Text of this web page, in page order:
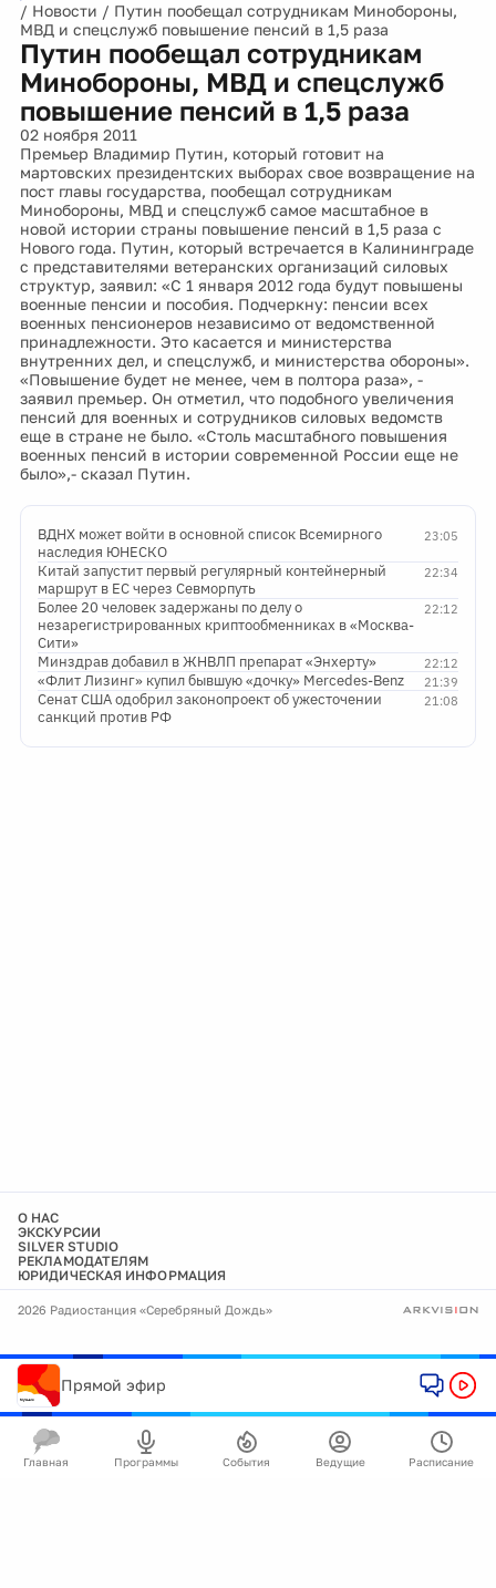
/ Новости / Путин пообещал сотрудникам Минобороны,
МВД и спецслужб повышение пенсий в 1,5 раза
Путин пообещал сотрудникам
Минобороны, МВД и спецслужб
повышение пенсий в 1,5 раза
02 ноября 2011
Премьер Владимир Путин, который готовит на
мартовских президентских выборах свое возвращение на
пост главы государства, пообещал сотрудникам
Минобороны, МВД и спецслужб самое масштабное в
новой истории страны повышение пенсий в 1,5 раза с
Нового года. Путин, который встречается в Калининграде
с представителями ветеранских организаций силовых
структур, заявил: «С 1 января 2012 года будут повышены
военные пенсии и пособия. Подчеркну: пенсии всех
военных пенсионеров независимо от ведомственной
принадлежности. Это касается и министерства
внутренних дел, и спецслужб, и министерства обороны».
«Повышение будет не менее, чем в полтора раза», -
заявил премьер. Он отметил, что подобного увеличения
пенсий для военных и сотрудников силовых ведомств
еще в стране не было. «Столь масштабного повышения
военных пенсий в истории современной России еще не
было»,- сказал Путин.
23:05
ВДНХ может войти в основной список Всемирного
наследия ЮНЕСКО
22:34
Китай запустит первый регулярный контейнерный
маршрут в ЕС через Севморпуть
22:12
Более 20 человек задержаны по делу о
незарегистрированных криптообменниках в «Москва-
Сити»
22:12
Минздрав добавил в ЖНВЛП препарат «Энхерту»
21:39
«Флит Лизинг» купил бывшую «дочку» Mercedes-Benz
21:08
Сенат США одобрил законопроект об ужесточении
санкций против РФ
О НАС
ЭКСКУРСИИ
SILVER STUDIO
РЕКЛАМОДАТЕЛЯМ
ЮРИДИЧЕСКАЯ ИНФОРМАЦИЯ
2026 Радиостанция «Серебряный Дождь»
Прямой эфир
Главная Программы События Ведущие Расписание